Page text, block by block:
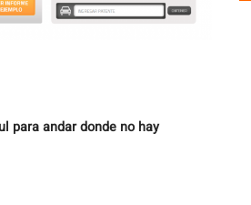
para andar donde no hay